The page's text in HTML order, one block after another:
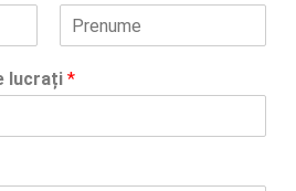
a
s
lucrați *